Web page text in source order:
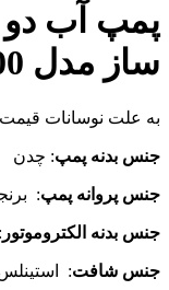
ساز مدل DBT1000
به علت نوسانات
جنس بدنه پمپ: چدن
جنس پروانه پمپ:
جنس بدنه الکتروموتور
جنس شافت: